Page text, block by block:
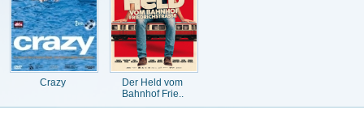
Crazy
Der Held vom
Bahnhof Frie..